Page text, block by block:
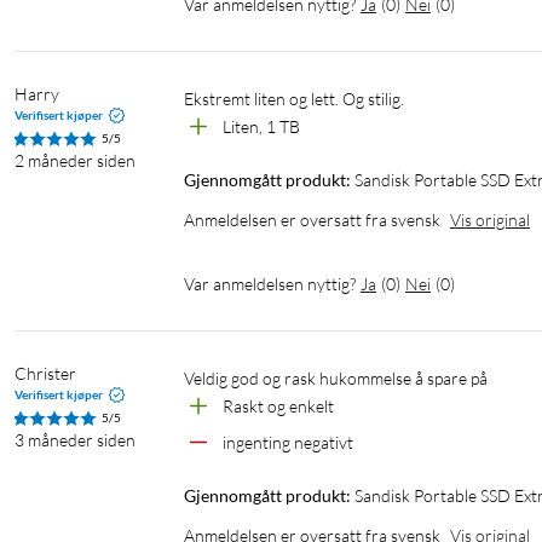
Var anmeldelsen nyttig? Ja (0) Nei (0)
Harry
Verifisert kjøper
5/5
2 måneder siden
Ekstremt liten og lett. Og stilig.
Liten, 1 TB
Gjennomgått produkt: Sandisk Portable SSD
Anmeldelsen er oversatt fra svensk Vis original
Var anmeldelsen nyttig? Ja (0) Nei (0)
Christer
Verifisert kjøper
5/5
3 måneder siden
Veldig god og rask hukommelse å spare på
Raskt og enkelt
ingenting negativt
Gjennomgått produkt: Sandisk Portable SSD
Anmeldelsen er oversatt fra svensk Vis original